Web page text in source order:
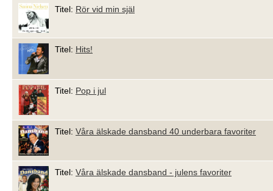
Titel: Rör vid min själ
Titel: Hits!
Titel: Pop i jul
Titel: Våra älskade dansband 40 underbara favoriter
Titel: Våra älskade dansband - julens favoriter